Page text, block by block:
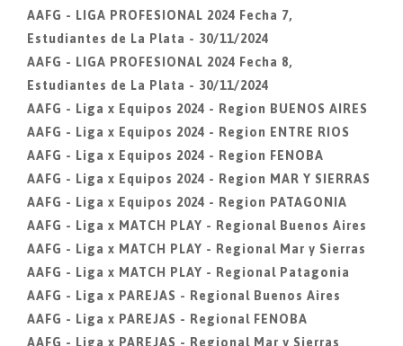
AAFG - LIGA PROFESIONAL 2024 Fecha 7,
Estudiantes de La Plata - 30/11/2024
AAFG - LIGA PROFESIONAL 2024 Fecha 8,
Estudiantes de La Plata - 30/11/2024
AAFG - Liga x Equipos 2024 - Region BUENOS AIRES
AAFG - Liga x Equipos 2024 - Region ENTRE RIOS
AAFG - Liga x Equipos 2024 - Region FENOBA
AAFG - Liga x Equipos 2024 - Region MAR Y SIERRAS
AAFG - Liga x Equipos 2024 - Region PATAGONIA
AAFG - Liga x MATCH PLAY - Regional Buenos Aires
AAFG - Liga x MATCH PLAY - Regional Mar y Sierras
AAFG - Liga x MATCH PLAY - Regional Patagonia
AAFG - Liga x PAREJAS - Regional Buenos Aires
AAFG - Liga x PAREJAS - Regional FENOBA
AAFG - Liga x PAREJAS - Regional Mar y Sierras